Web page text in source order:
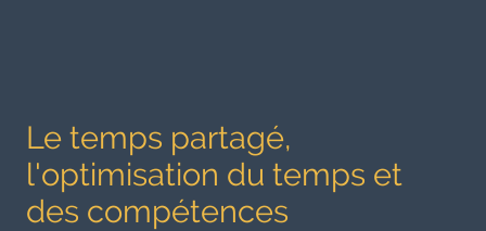
Le temps partagé,
l'optimisation du temps et
des compétences